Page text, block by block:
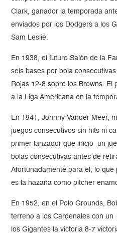
Clark, ganador la temporada
enviados por los Dodgers a los
Sam Leslie.
En 1938, el futuro Salón de la
seis bases por bola
Rojas 12-8 sobre los Browns. El
a la Liga Americana en la
En 1941, Johnny Vander Meer,
juegos consecutivos sin hits ni
primer lanzador que inició un
bolas consecutivas antes de
Afortunadamente para él, lo
es la hazaña como pitcher
En 1952, en el Polo Grounds,
terreno a los Cardenales con
los Gigantes la victoria 8-7